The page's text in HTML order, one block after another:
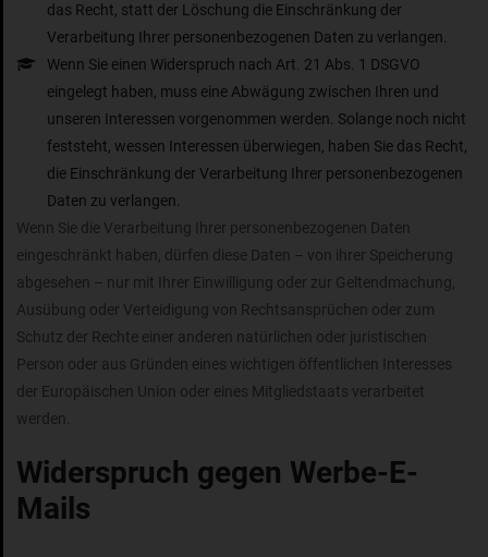
das Recht, statt der Löschung die Einschränkung der
Verarbeitung Ihrer personenbezogenen Daten zu verlangen.
Wenn Sie einen Widerspruch nach Art. 21 Abs. 1 DSGVO
eingelegt haben, muss eine Abwägung zwischen Ihren und
unseren Interessen vorgenommen werden. Solange noch nicht
feststeht, wessen Interessen überwiegen, haben Sie das Recht,
die Einschränkung der Verarbeitung Ihrer personenbezogenen
Daten zu verlangen.
Wenn Sie die Verarbeitung Ihrer personenbezogenen Daten
eingeschränkt haben, dürfen diese Daten – von ihrer Speicherung
abgesehen – nur mit Ihrer Einwilligung oder zur Geltendmachung,
Ausübung oder Verteidigung von Rechtsansprüchen oder zum
Schutz der Rechte einer anderen natürlichen oder juristischen
Person oder aus Gründen eines wichtigen öffentlichen Interesses
der Europäischen Union oder eines Mitgliedstaats verarbeitet
werden.
Widerspruch gegen Werbe-E-
Mails